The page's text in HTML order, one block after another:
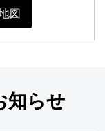
図
知らせ